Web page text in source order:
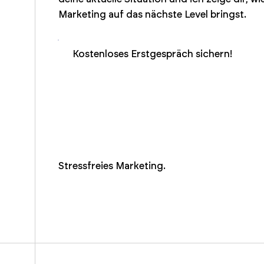
Marketing auf das nächste Level bringst.
Kostenloses Erstgespräch sichern!
Stressfreies Marketing.